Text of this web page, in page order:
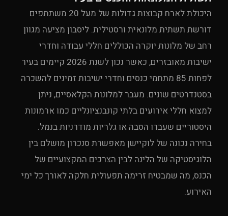
היכולת לארח קבוצות גדולות של מעל 20 משתתפים
דורשת תשתית מלונאית ורסטילית. ליסבון מציעה מגוון
רחב של מלונות יוקרה הכוללים חללי עבודה וחדרי
ישיבות מאובזרים, כאשר נכון לשנת 2026 קיימים בעיר
לפחות 85 מתחמי כנסים וחדרי ישיבות זמינים להשכרה
בסטנדרטים שונים. מעבר למלונות הקלאסיים, ניתן
למצוא חללי אירועים בלתי קונבנציונליים כמו ארמונות
היסטוריים שעברו הסבה או גלריות מודרניות בנמל.
בחירה נכונה של לוקיישן מאפשרת סנכרון מושלם בין
הלוגיסטיקה של הלינה לבין הצרכים המקצועיים של
הכנס, מה שמבטיח זרימה תפעולית חלקה לאורך כל ימי
האירוע.